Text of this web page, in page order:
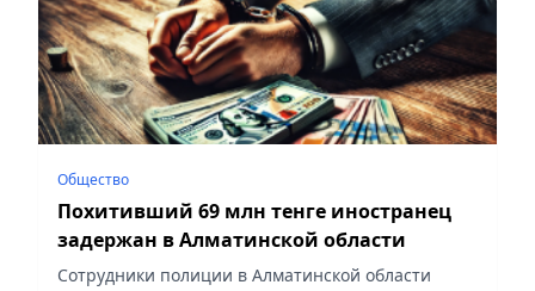
Общество
Похитивший 69 млн тенге иностранец
задержан в Алматинской области
Сотрудники полиции в Алматинской области